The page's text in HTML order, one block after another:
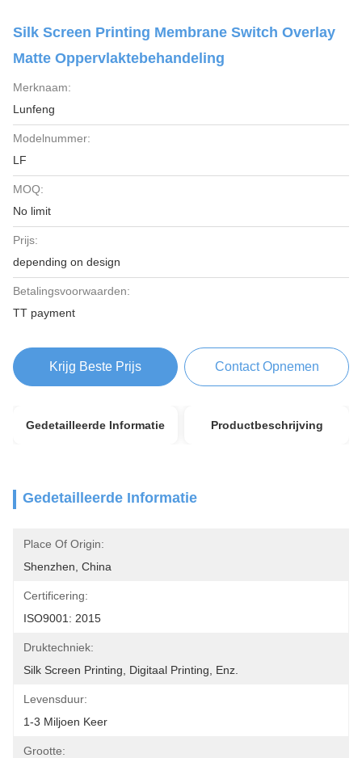
Silk Screen Printing Membrane Switch Overlay
Matte Oppervlaktebehandeling
Merknaam:
Lunfeng
Modelnummer:
LF
MOQ:
No limit
Prijs:
depending on design
Betalingsvoorwaarden:
TT payment
Krijg Beste Prijs Contact Opnemen
Gedetailleerde Informatie Productbeschrijving
Gedetailleerde Informatie
Place Of Origin:
Shenzhen, China
Certificering:
ISO9001: 2015
Druktechniek:
Silk Screen Printing, Digitaal Printing, Enz.
Levensduur:
1-3 Miljoen Keer
Grootte: